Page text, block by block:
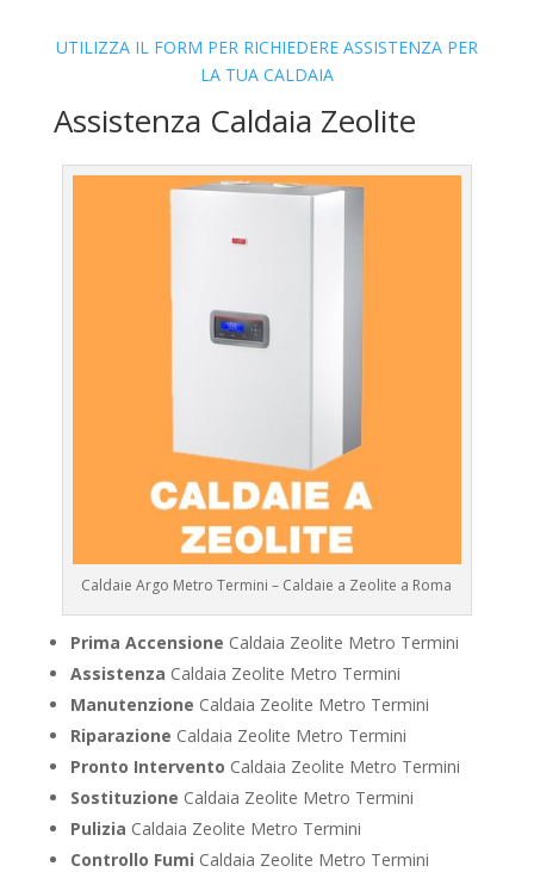
UTILIZZA IL FORM PER RICHIEDERE ASSISTENZA PER
LA TUA CALDAIA
Assistenza Caldaia Zeolite
Caldaie Argo Metro Termini – Caldaie a Zeolite a Roma
Prima Accensione Caldaia Zeolite Metro Termini
Assistenza Caldaia Zeolite Metro Termini
Manutenzione Caldaia Zeolite Metro Termini
Riparazione Caldaia Zeolite Metro Termini
Pronto Intervento Caldaia Zeolite Metro Termini
Sostituzione Caldaia Zeolite Metro Termini
Pulizia Caldaia Zeolite Metro Termini
Controllo Fumi Caldaia Zeolite Metro Termini